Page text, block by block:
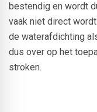
bestendig en wordt
vaak niet direct
de waterafdichting
dus over op het
stroken.